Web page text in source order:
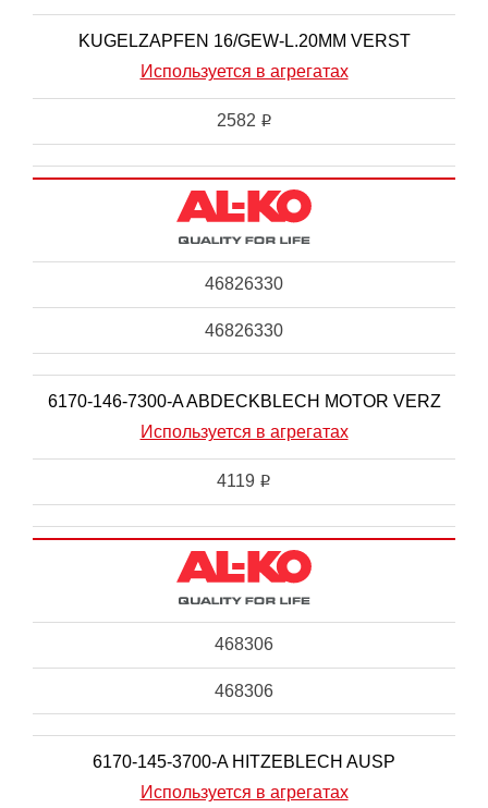
KUGELZAPFEN 16/GEW-L.20MM VERST
Используется в агрегатах
2582 i
46826330
46826330
6170-146-7300-A ABDECKBLECH MOTOR VERZ
Используется в агрегатах
4119 i
468306
468306
6170-145-3700-A HITZEBLECH AUSP
Используется в агрегатах